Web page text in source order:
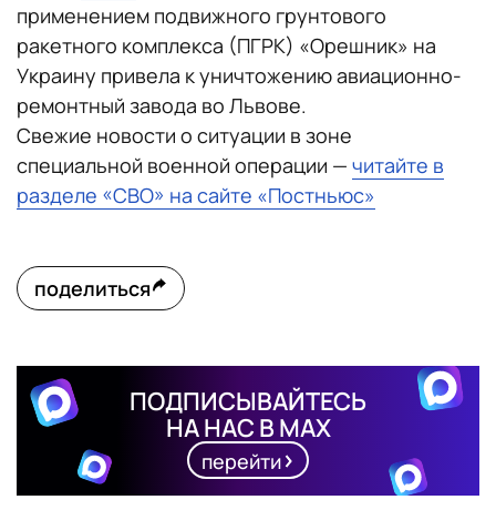
применением подвижного грунтового
ракетного комплекса (ПГРК) «Орешник» на
Украину привела к уничтожению авиационно-
ремонтный завода во Львове.
Свежие новости о ситуации в зоне
специальной военной операции — читайте в
разделе «СВО» на сайте «Постньюс»
поделиться
ПОДПИСЫВАЙТЕСЬ
НА НАС В MAX
перейти